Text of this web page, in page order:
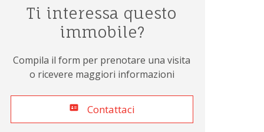
Ti interessa questo
immobile?
Compila il form per prenotare una visita
o ricevere maggiori informazioni
Contattaci